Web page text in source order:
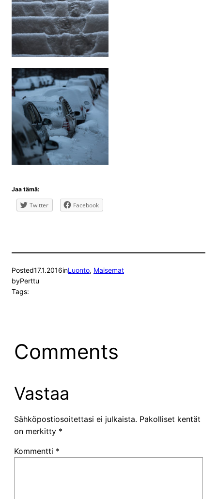
Jaa tämä:
Twitter Facebook
Posted17.1.2016inLuonto, Maisemat
byPerttu
Tags:
Comments
Vastaa
Sähköpostiosoitettasi ei julkaista. Pakolliset kentät
on merkitty *
Kommentti *